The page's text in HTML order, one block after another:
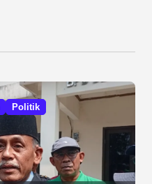
Politik